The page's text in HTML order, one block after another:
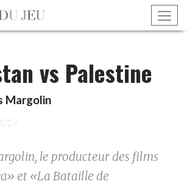
vs Palestine
Margolin
le producteur des films
et «La Bataille de